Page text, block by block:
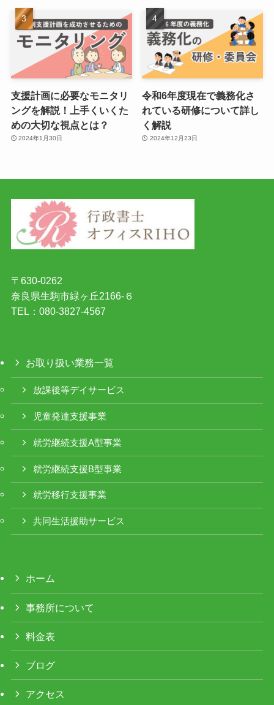
支援計画に必要なモニタリ
ングを解説！上手くいくた
めの大切な視点とは？
2024年1月30日
令和6年度現在で義務化さ
れている研修について詳し
く解説
2024年12月23日
〒630-0262
奈良県生駒市緑ヶ丘2166-６
TEL：080-3827-4567
お取り扱い業務一覧
放課後等デイサービス
児童発達支援事業
就労継続支援A型事業
就労継続支援B型事業
就労移行支援事業
共同生活援助サービス
ホーム
事務所について
料金表
ブログ
アクセス